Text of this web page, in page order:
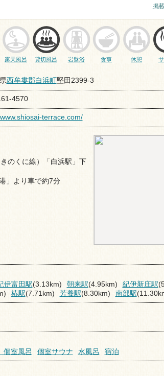
掲
露天風呂 貸切風呂 岩盤浴 食事 休憩
西牟婁郡白浜町堅田2399-3
4570
terrace.com/
のくに線）「白浜駅」下
」より車で約7分
伊富田駅(3.13km) 朝来駅(4.95km) 紀伊新庄駅
椿駅(7.71km) 芳養駅(8.30km) 南部駅
個室風呂 個室サウナ 水風呂 宿泊